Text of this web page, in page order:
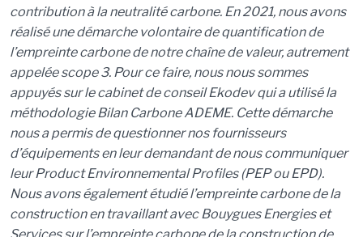
contribution à la neutralité carbone. En 2021, nous avons
réalisé une démarche volontaire de quantification de
l’empreinte carbone de notre chaîne de valeur, autrement
appelée scope 3. Pour ce faire, nous nous sommes
appuyés sur le cabinet de conseil Ekodev qui a utilisé la
méthodologie Bilan Carbone ADEME. Cette démarche
nous a permis de questionner nos fournisseurs
d’équipements en leur demandant de nous communiquer
leur Product Environnemental Profiles (PEP ou EPD).
Nous avons également étudié l’empreinte carbone de la
construction en travaillant avec Bouygues Energies et